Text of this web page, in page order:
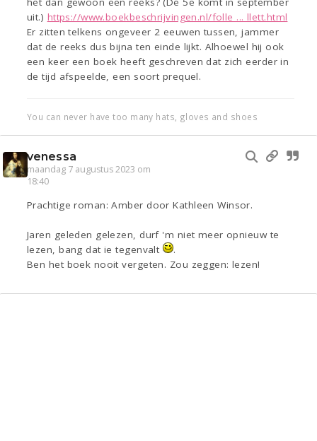
uit.) https://www.boekbeschrijvingen.nl/folle ... llett.html
Er zitten telkens ongeveer 2 eeuwen tussen, jammer
dat de reeks dus bijna ten einde lijkt. Alhoewel hij ook
een keer een boek heeft geschreven dat zich eerder in
de tijd afspeelde, een soort prequel.
You can never have too many hats, gloves and shoes
venessa
maandag 7 augustus 2023 om
18:40
Prachtige roman: Amber door Kathleen Winsor.
Jaren geleden gelezen, durf 'm niet meer opnieuw te
lezen, bang dat ie tegenvalt
.
Ben het boek nooit vergeten. Zou zeggen: lezen!